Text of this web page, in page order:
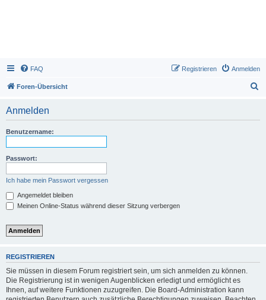
FAQ Anmelden
Registrieren
Foren-Übersicht
Anmelden
Benutzername:
Passwort:
Ich habe mein Passwort vergessen
Angemeldet bleiben
Meinen Online-Status während dieser Sitzung verbergen
REGISTRIEREN
Sie müssen in diesem Forum registriert sein, um sich anmelden zu können.
Die Registrierung ist in wenigen Augenblicken erledigt und ermöglicht es
Ihnen, auf weitere Funktionen zuzugreifen. Die Board-Administration kann